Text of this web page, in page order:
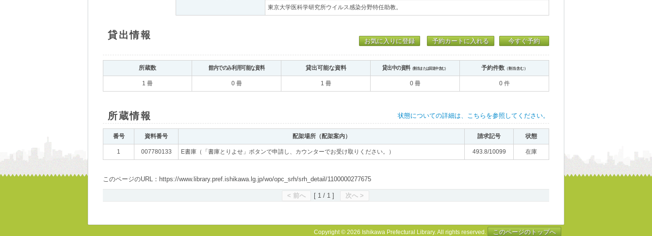
東京大学医科学研究所ウイルス感染分野特任助教。
貸出情報
お気に入りに登録 予約カートに入れる 今すぐ予約
所蔵数 館内でのみ利用可能な資料 貸出可能な資料 貸出中の資料（割当または回送中含む） 予約件数（割当含む）
1 冊 0 冊 1 冊 0 冊 0 件
所蔵情報 状態についての詳細は、こちらを参照してください。
番号 資料番号 配架場所（配架案内） 請求記号 状態
1 007780133 E書庫（「書庫とりよせ」ボタンで申請し、カウンターでお受け取りください。） 493.8/10099 在庫
このページのURL：https://www.library.pref.ishikawa.lg.jp/wo/opc_srh/srh_detail/1100000277675
< 前へ [ 1 / 1 ] 次へ >
Copyright © 2026 Ishikawa Prefectural Library. All rights reserved. このページのトップへ